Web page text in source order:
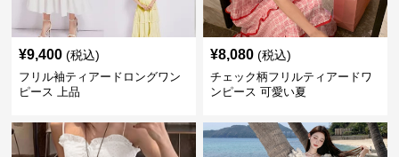
¥9,400 (税込)
フリル袖ティアードロングワン
ピース 上品
¥8,080 (税込)
チェック柄フリルティアードワ
ンピース 可愛い夏